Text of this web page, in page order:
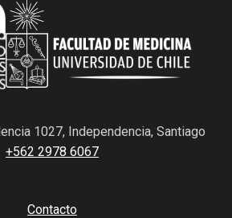
1027, Independencia, Santiago
+562 2978 6067
Contacto